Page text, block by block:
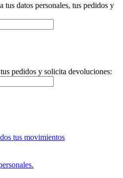
tus datos personales, tus pedidos y
pedidos y solicita devoluciones:
tus movimientos